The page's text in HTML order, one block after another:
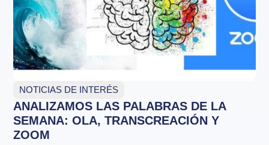
NOTICIAS DE INTERÉS
ANALIZAMOS LAS PALABRAS DE LA
SEMANA: OLA, TRANSCREACIÓN Y
ZOOM